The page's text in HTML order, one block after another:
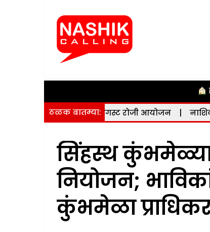
ठळक बातम्या:
10 ऑगस्ट रोजी आयोजन | नाशिक: गॅसलाइन
सिंहस्थ
नियोजन;
कुंभमेळा